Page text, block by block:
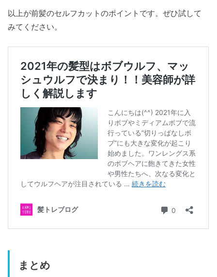
以上が前髪のセルフカットのポイントです。ぜひ試して
みてください。
まとめ